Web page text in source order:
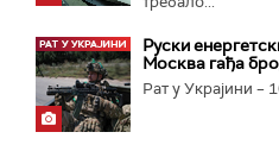
Руски
Москва гађа
Рат у Украјини –